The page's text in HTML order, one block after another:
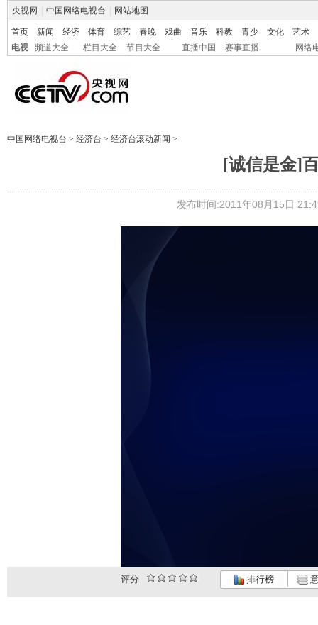
央视网 中国网络电视台 网站地图
首页 新闻 经济 体育 综艺 春晚 戏曲 音乐 科教 青少 文化
艺术
电视
频道大全 栏目大全 节目大全 直播中国 赛事直播 网络
中国网络电视台 > 经济台 > 经济台滚动新闻 >
[诚信是金]
发布时间:2011年08月15日
评分 排行榜